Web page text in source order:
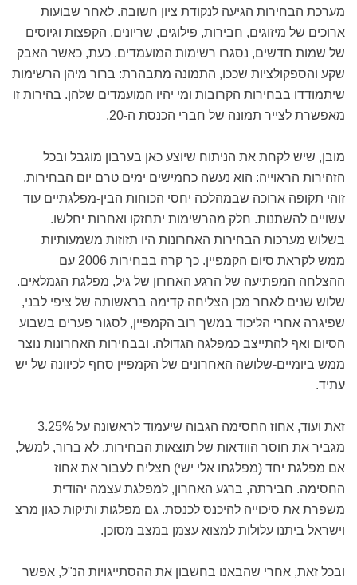
מערכת הבחירות הגיעה לנקודת ציון חשובה. לאחר שבועות
ארוכים של מיזוגים, חבירות, פילוגים, שריונים, הקפצות וגיוסים
של שמות חדשים, נסגרו רשימות המועמדים. כעת, כאשר האבק
שקע והספקולציות שככו, התמונה מתבהרת: ברור מיהן הרשימות
שיתמודדו בבחירות הקרובות ומי יהיו המועמדים שלהן. בהירות זו
מאפשרת לצייר תמונה של חברי הכנסת ה-20.
מובן, שיש לקחת את הניתוח שיוצע כאן בערבון מוגבל ובכל
הזהירות הראוייה: הוא נעשה כחמישים ימים טרם יום הבחירות.
זוהי תקופה ארוכה שבמהלכה יחסי הכוחות הבין-מפלגתיים עוד
עשויים להשתנות. חלק מהרשימות יתחזקו ואחרות יחלשו.
בשלוש מערכות הבחירות האחרונות היו תזוזות משמעותיות
ממש לקראת סיום הקמפיין. כך קרה בבחירות 2006 עם
ההצלחה המפתיעה של הרגע האחרון של גיל, מפלגת הגמלאים.
שלוש שנים לאחר מכן הצליחה קדימה בראשותה של ציפי לבני,
שפיגרה אחרי הליכוד במשך רוב הקמפיין, לסגור פערים בשבוע
הסיום ואף להתייצב כמפלגה הגדולה. ובבחירות האחרונות נוצר
ממש ביומיים-שלושה האחרונים של הקמפיין סחף לכיוונה של יש
עתיד.
זאת ועוד, אחוז החסימה הגבוה שיעמוד לראשונה על 3.25%
מגביר את חוסר הוודאות של תוצאות הבחירות. לא ברור, למשל,
אם מפלגת יחד (מפלגתו אלי ישי) תצליח לעבור את אחוז
החסימה. חבירתה, ברגע האחרון, למפלגת עצמה יהודית
משפרת את סיכוייה להיכנס לכנסת. גם מפלגות ותיקות כגון מרצ
וישראל ביתנו עלולות למצוא עצמן במצב מסוכן.
ובכל זאת, אחרי שהבאנו בחשבון את ההסתייגויות הנ"ל, אפשר